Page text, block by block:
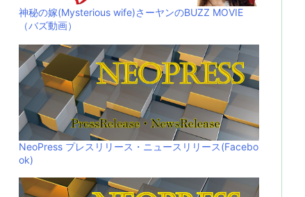
神秘の嫁(Mysterious wife)さーヤンのBUZZ MOVIE
（バズ動画）
NeoPress プレスリリース・ニュースリリース(Facebo
ok)